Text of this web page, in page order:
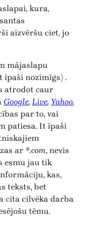
kura,
aizvēršu ciet, jo
mājaslapu
īpaši nozīmīgs) .
atrodot caur
Google, Live, Yahoo,
par to, vai
patiesa. It īpaši
ar *.com, nevis
esmu jau tik
kas,
teksts, bet
cita cilvēka darba
tēmu.